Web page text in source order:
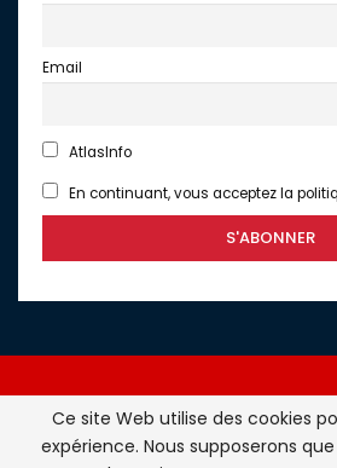
Email
AtlasInfo
En continuant, vous acceptez la
Atlasinfo.fr : l'essentiel de
Ce site Web utilise des cookies
expérience. Nous supposerons